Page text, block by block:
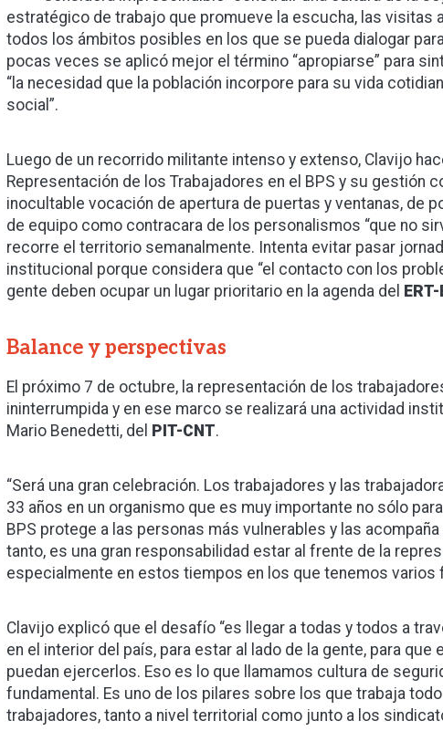
estratégico de trabajo que promueve la escucha, las visitas
todos los ámbitos posibles en los que se pueda dialogar
pocas veces se aplicó mejor el término “apropiarse” para
“la necesidad que la población incorpore para su vida
social”.
Luego de un recorrido militante intenso y extenso, Clavijo
Representación de los Trabajadores en el BPS y su gestión
inocultable vocación de apertura de puertas y ventanas, de
de equipo como contracara de los personalismos “que no
recorre el territorio semanalmente. Intenta evitar pasar
institucional porque considera que “el contacto con los
gente deben ocupar un lugar prioritario en la agenda del
Balance y perspectivas
El próximo 7 de octubre, la representación de los
ininterrumpida y en ese marco se realizará una actividad
Mario Benedetti, del PIT-CNT.
“Será una gran celebración. Los trabajadores y las
33 años en un organismo que es muy importante no sólo
BPS protege a las personas más vulnerables y las
tanto, es una gran responsabilidad estar al frente de la
especialmente en estos tiempos en los que tenemos varios
Clavijo explicó que el desafío “es llegar a todas y todos a
en el interior del país, para estar al lado de la gente, para
puedan ejercerlos. Eso es lo que llamamos cultura de
fundamental. Es uno de los pilares sobre los que trabaja
trabajadores, tanto a nivel territorial como junto a los